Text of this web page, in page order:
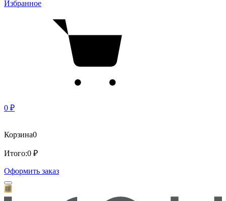
Избранное
0 ₽
Корзина0
Итого:0 ₽
Оформить заказ